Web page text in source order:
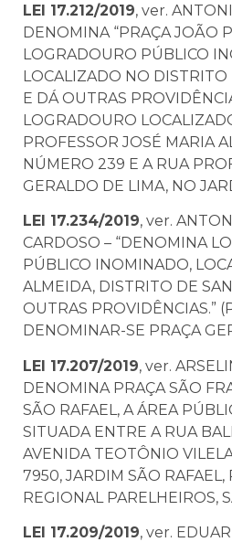
LEI 17.212/2019, ver.
DENOMINA “PRAÇA JOÃO
LOGRADOURO PÚBLICO
LOCALIZADO NO
E DÁ OUTRAS
LOGRADOURO
PROFESSOR JOSÉ MARIA
NÚMERO 239 E A RUA
GERALDO DE LIMA, NO
LEI 17.234/2019, ver.
CARDOSO – “DENOMINA
PÚBLICO INOMINADO,
ALMEIDA, DISTRITO DE
OUTRAS PROVIDÊNCIAS.”
DENOMINAR-SE PRAÇA
LEI 17.207/2019, ver.
DENOMINA PRAÇA SÃO
SÃO RAFAEL, A ÁREA
SITUADA ENTRE A RUA
AVENIDA TEOTÔNIO
7950, JARDIM SÃO RAFAEL,
REGIONAL PARELHEIROS,
LEI 17.209/2019, ver.